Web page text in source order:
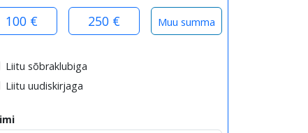
100 € 250 €
Liitu sõbraklubiga
Liitu uudiskirjaga